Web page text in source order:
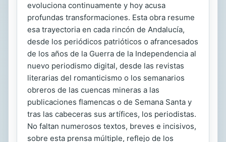
evoluciona continuamente y hoy acusa
profundas transformaciones. Esta obra resume
esa trayectoria en cada rincón de Andalucía,
desde los periódicos patrióticos o afrancesados
de los años de la Guerra de la Independencia al
nuevo periodismo digital, desde las revistas
literarias del romanticismo o los semanarios
obreros de las cuencas mineras a las
publicaciones flamencas o de Semana Santa y
tras las cabeceras sus artífices, los periodistas.
No faltan numerosos textos, breves e incisivos,
sobre esta prensa múltiple, reflejo de los